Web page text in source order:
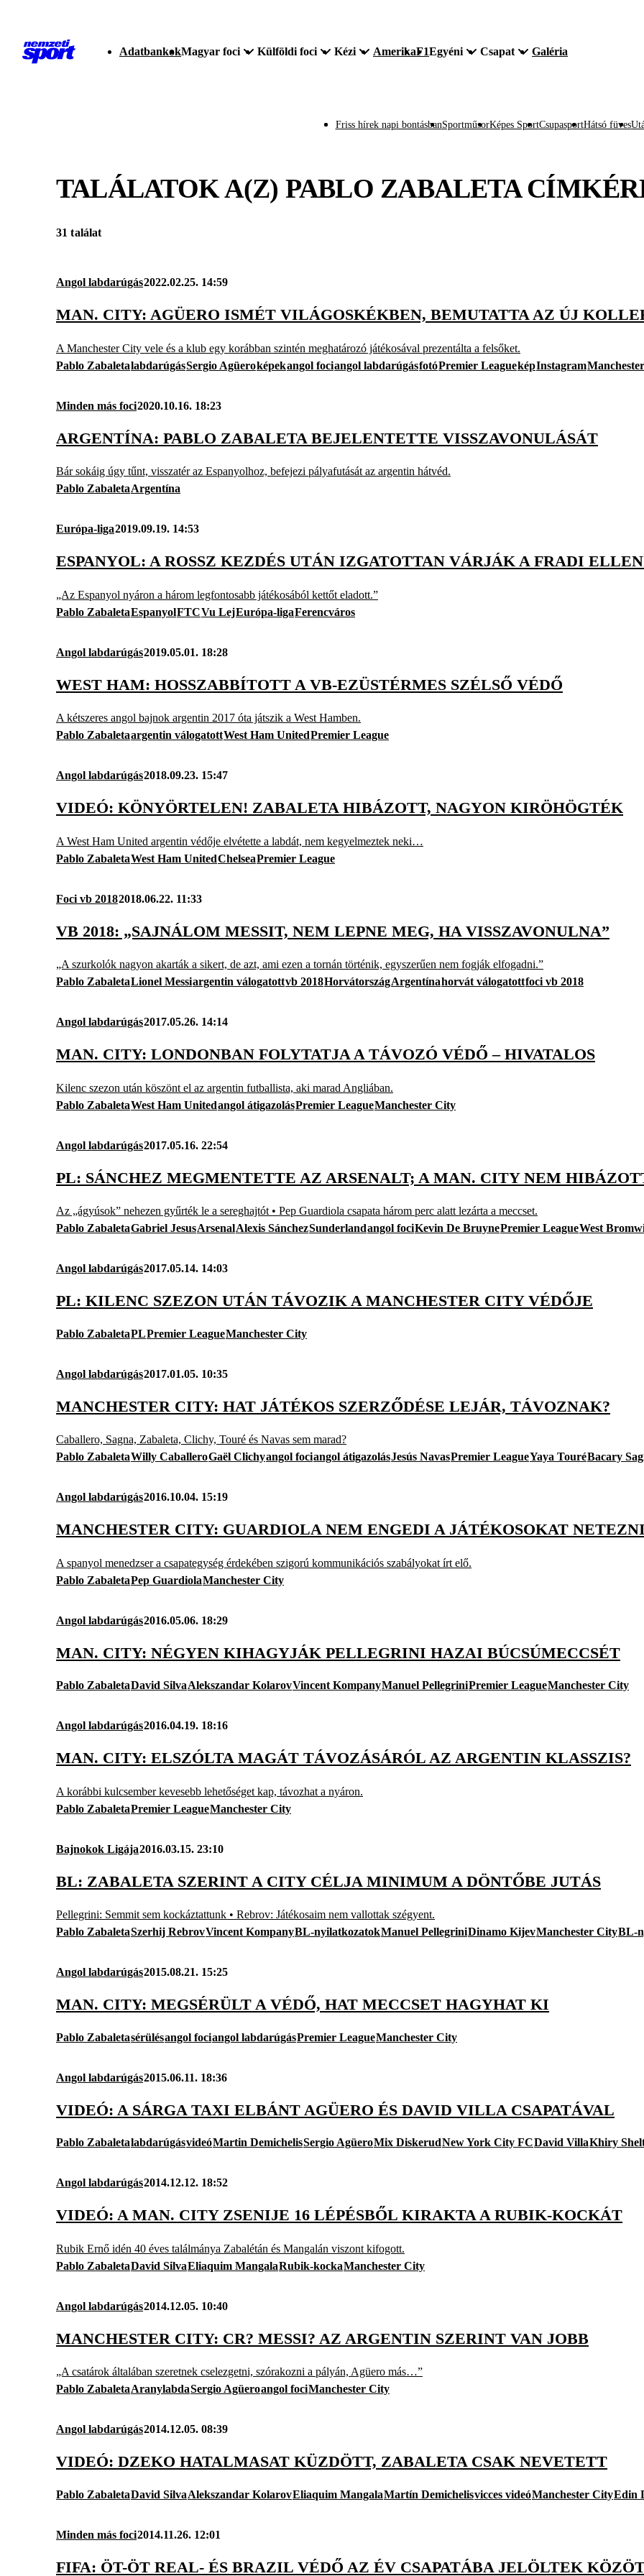
AdatbankokMagyar foci Külföldi foci Kézi AmerikaF1Egyéni Csapat Galéria
Friss hírek napi bontásbanSportműsorKépes SportCsupasportHátsó füves
TALÁLATOK A(Z) PABLO ZABALETA
31 találat
Angol labdarúgás2022.02.25. 14:59
MAN. CITY: AGÜERO ISMÉT VILÁGOSKÉKBEN, BEMUTATTA AZ ÚJ
A Manchester City vele és a klub egy korábban szintén meghatározó játékosával prezentálta a felsőket.
Pablo ZabaletalabdarúgásSergio Agüeroképekangol fociangol labdarúgásfotóPremier LeagueképInstagram
Minden más foci2020.10.16. 18:23
ARGENTÍNA: PABLO ZABALETA BEJELENTETTE VISSZAVONULÁSÁT
Bár sokáig úgy tűnt, visszatér az Espanyolhoz, befejezi pályafutását az argentin hátvéd.
Pablo ZabaletaArgentína
Európa-liga2019.09.19. 14:53
ESPANYOL: A ROSSZ KEZDÉS UTÁN IZGATOTTAN VÁRJÁK A FRADI
„Az Espanyol nyáron a három legfontosabb játékosából kettőt eladott.”
Pablo ZabaletaEspanyolFTCVu LejEurópa-ligaFerencváros
Angol labdarúgás2019.05.01. 18:28
WEST HAM: HOSSZABBÍTOTT A VB-EZÜSTÉRMES SZÉLSŐ VÉDŐ
A kétszeres angol bajnok argentin 2017 óta játszik a West Hamben.
Pablo Zabaletaargentin válogatottWest Ham UnitedPremier League
Angol labdarúgás2018.09.23. 15:47
VIDEÓ: KÖNYÖRTELEN! ZABALETA HIBÁZOTT, NAGYON KIRÖHÖGTÉK
A West Ham United argentin védője elvétette a labdát, nem kegyelmeztek neki…
Pablo ZabaletaWest Ham UnitedChelseaPremier League
Foci vb 20182018.06.22. 11:33
VB 2018: „SAJNÁLOM MESSIT, NEM LEPNE MEG, HA VISSZAVONULNA”
„A szurkolók nagyon akarták a sikert, de azt, ami ezen a tornán történik, egyszerűen nem fogják elfogadni.”
Pablo ZabaletaLionel Messiargentin válogatottvb 2018HorvátországArgentínahorvát válogatottfoci vb 2018
Angol labdarúgás2017.05.26. 14:14
MAN. CITY: LONDONBAN FOLYTATJA A TÁVOZÓ VÉDŐ – HIVATALOS
Kilenc szezon után köszönt el az argentin futballista, aki marad Angliában.
Pablo ZabaletaWest Ham Unitedangol átigazolásPremier LeagueManchester City
Angol labdarúgás2017.05.16. 22:54
PL: SÁNCHEZ MEGMENTETTE AZ ARSENALT; A MAN. CITY NEM
Az „ágyúsok” nehezen gyűrték le a sereghajtót • Pep Guardiola csapata három perc alatt lezárta a meccset.
Pablo ZabaletaGabriel JesusArsenalAlexis SánchezSunderlandangol fociKevin De BruynePremier LeagueWest
Angol labdarúgás2017.05.14. 14:03
PL: KILENC SZEZON UTÁN TÁVOZIK A MANCHESTER CITY VÉDŐJE
Pablo ZabaletaPLPremier LeagueManchester City
Angol labdarúgás2017.01.05. 10:35
MANCHESTER CITY: HAT JÁTÉKOS SZERZŐDÉSE LEJÁR, TÁVOZNAK?
Caballero, Sagna, Zabaleta, Clichy, Touré és Navas sem marad?
Pablo ZabaletaWilly CaballeroGaël Clichyangol fociangol átigazolásJesús NavasPremier LeagueYaya TouréBacary
Angol labdarúgás2016.10.04. 15:19
MANCHESTER CITY: GUARDIOLA NEM ENGEDI A JÁTÉKOSOKAT NETEZNI
A spanyol menedzser a csapategység érdekében szigorú kommunikációs szabályokat írt elő.
Pablo ZabaletaPep GuardiolaManchester City
Angol labdarúgás2016.05.06. 18:29
MAN. CITY: NÉGYEN KIHAGYJÁK PELLEGRINI HAZAI BÚCSÚMECCSÉT
Pablo ZabaletaDavid SilvaAlekszandar KolarovVincent KompanyManuel PellegriniPremier LeagueManchester City
Angol labdarúgás2016.04.19. 18:16
MAN. CITY: ELSZÓLTA MAGÁT TÁVOZÁSÁRÓL AZ ARGENTIN KLASSZIS?
A korábbi kulcsember kevesebb lehetőséget kap, távozhat a nyáron.
Pablo ZabaletaPremier LeagueManchester City
Bajnokok Ligája2016.03.15. 23:10
BL: ZABALETA SZERINT A CITY CÉLJA MINIMUM A DÖNTŐBE JUTÁS
Pellegrini: Semmit sem kockáztattunk • Rebrov: Játékosaim nem vallottak szégyent.
Pablo ZabaletaSzerhij RebrovVincent KompanyBL-nyilatkozatokManuel PellegriniDinamo KijevManchester CityBL-
Angol labdarúgás2015.08.21. 15:25
MAN. CITY: MEGSÉRÜLT A VÉDŐ, HAT MECCSET HAGYHAT KI
Pablo Zabaletasérülésangol fociangol labdarúgásPremier LeagueManchester City
Angol labdarúgás2015.06.11. 18:36
VIDEÓ: A SÁRGA TAXI ELBÁNT AGÜERO ÉS DAVID VILLA CSAPATÁVAL
Pablo ZabaletalabdarúgásvideóMartin DemichelisSergio AgüeroMix DiskerudNew York City FCDavid VillaKhiry
Angol labdarúgás2014.12.12. 18:52
VIDEÓ: A MAN. CITY ZSENIJE 16 LÉPÉSBŐL KIRAKTA A RUBIK-KOCKÁT
Rubik Ernő idén 40 éves találmánya Zabalétán és Mangalán viszont kifogott.
Pablo ZabaletaDavid SilvaEliaquim MangalaRubik-kockaManchester City
Angol labdarúgás2014.12.05. 10:40
MANCHESTER CITY: CR? MESSI? AZ ARGENTIN SZERINT VAN JOBB
„A csatárok általában szeretnek cselezgetni, szórakozni a pályán, Agüero más…”
Pablo ZabaletaAranylabdaSergio Agüeroangol fociManchester City
Angol labdarúgás2014.12.05. 08:39
VIDEÓ: DZEKO HATALMASAT KÜZDÖTT, ZABALETA CSAK NEVETETT
Pablo ZabaletaDavid SilvaAlekszandar KolarovEliaquim MangalaMartín Demichelisvicces videóManchester CityEdin
Minden más foci2014.11.26. 12:01
FIFA: ÖT-ÖT REAL- ÉS BRAZIL VÉDŐ AZ ÉV CSAPATÁBA JELÖLTEK